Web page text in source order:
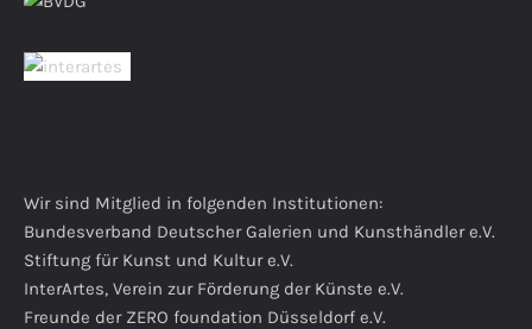
Wir sind Mitglied in folgenden Institutionen:
Bundesverband Deutscher Galerien und Kunsthändler e.V.
Stiftung für Kunst und Kultur e.V.
InterArtes, Verein zur Förderung der Künste e.V.
Freunde der ZERO foundation Düsseldorf e.V.